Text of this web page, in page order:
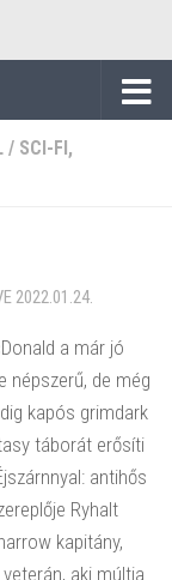
/ SCI-FI,
2022.01.24.
a már jó
népszerű, de még
kapós grimdark
táborát erősíti
antihős
Ryhalt
kapitány,
veterán, aki múltja